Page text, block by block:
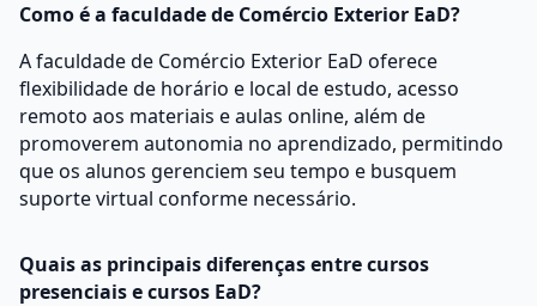
Como é a faculdade de Comércio Exterior EaD?
A faculdade de Comércio Exterior EaD oferece
flexibilidade de horário e local de estudo, acesso
remoto aos materiais e aulas online, além de
promoverem autonomia no aprendizado, permitindo
que os alunos gerenciem seu tempo e busquem
suporte virtual conforme necessário.
Quais as principais diferenças entre cursos
presenciais e cursos EaD?